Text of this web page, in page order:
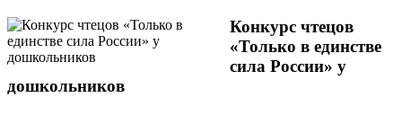
Конкурс чтецов
«Только в единстве
сила России» у
дошкольников